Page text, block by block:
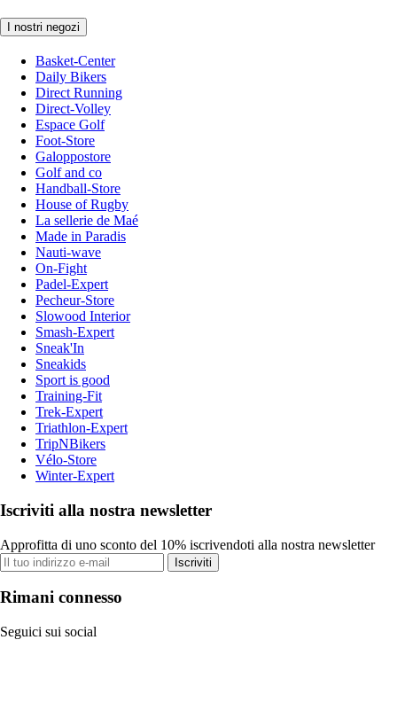
I nostri negozi
Basket-Center
Daily Bikers
Direct Running
Direct-Volley
Espace Golf
Foot-Store
Galoppostore
Golf and co
Handball-Store
House of Rugby
La sellerie de Maé
Made in Paradis
Nauti-wave
On-Fight
Padel-Expert
Pecheur-Store
Slowood Interior
Smash-Expert
Sneak'In
Sneakids
Sport is good
Training-Fit
Trek-Expert
Triathlon-Expert
TripNBikers
Vélo-Store
Winter-Expert
Iscriviti alla nostra newsletter
Approfitta di uno sconto del 10% iscrivendoti alla nostra newsletter
Iscriviti
Rimani connesso
Seguici sui social